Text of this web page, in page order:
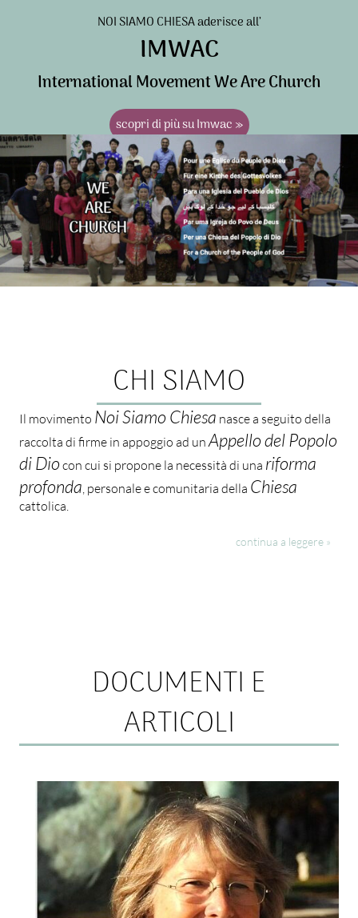
NOI SIAMO CHIESA aderisce all’
IMWAC
International Movement We Are Church
scopri di più su Imwac »
CHI SIAMO
Il movimento Noi Siamo Chiesa nasce a seguito della
raccolta di firme in appoggio ad un Appello del Popolo
di Dio con cui si propone la necessità di una riforma
profonda , personale e comunitaria della Chiesa
cattolica.
continua a leggere »
DOCUMENTI E
ARTICOLI